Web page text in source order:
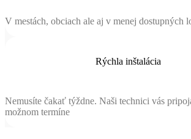
V mestách, obciach ale aj v menej dostupných
Rýchla inštalácia
Nemusíte čakať týždne. Naši technici vás
možnom termíne